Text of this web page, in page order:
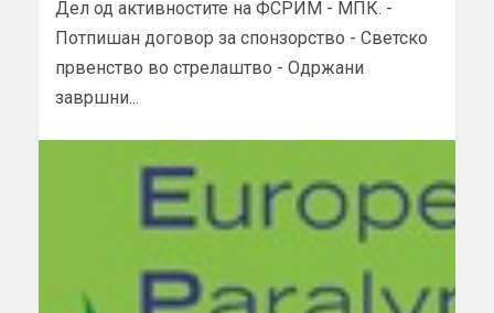
Дел од активностите на ФСРИМ - МПК. -
Потпишан договор за спонзорство - Светско
првенство во стрелаштво - Одржани
завршни...